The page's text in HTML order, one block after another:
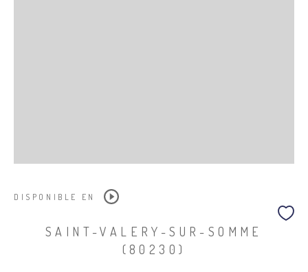
DISPONIBLE EN
SAINT-VALERY-SUR-SOMME
(80230)